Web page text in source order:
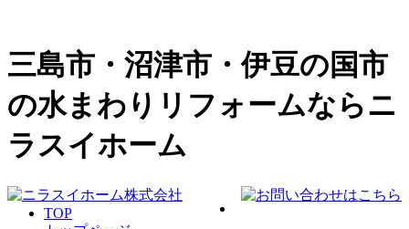
三島市・沼津市・伊豆の国市
の水まわりリフォームならニ
ラスイホーム
TOP